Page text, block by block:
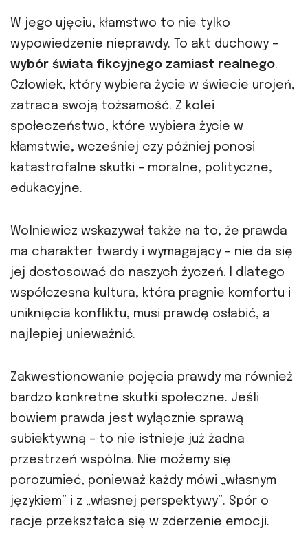
W jego ujęciu, kłamstwo to nie tylko
wypowiedzenie nieprawdy. To akt duchowy –
wybór świata fikcyjnego zamiast realnego.
Człowiek, który wybiera życie w świecie urojeń,
zatraca swoją tożsamość. Z kolei
społeczeństwo, które wybiera życie w
kłamstwie, wcześniej czy później ponosi
katastrofalne skutki – moralne, polityczne,
edukacyjne.
Wolniewicz wskazywał także na to, że prawda
ma charakter twardy i wymagający – nie da się
jej dostosować do naszych życzeń. I dlatego
współczesna kultura, która pragnie komfortu i
uniknięcia konfliktu, musi prawdę osłabić, a
najlepiej unieważnić.
Zakwestionowanie pojęcia prawdy ma również
bardzo konkretne skutki społeczne. Jeśli
bowiem prawda jest wyłącznie sprawą
subiektywną – to nie istnieje już żadna
przestrzeń wspólna. Nie możemy się
porozumieć, ponieważ każdy mówi „własnym
językiem” i z „własnej perspektywy”. Spór o
racje przekształca się w zderzenie emocji.